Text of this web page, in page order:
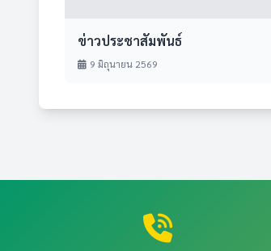
ข่าวประชาสัมพันธ์
9 มิถุนายน 2569